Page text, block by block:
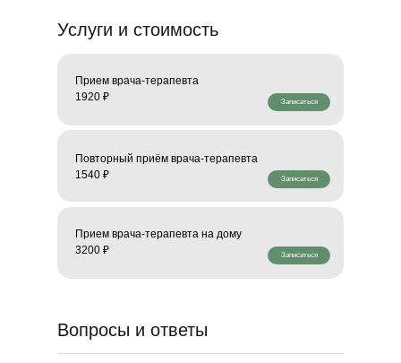
Записаться
Записаться
Записаться
Услуги и стоимость
Вопросы и ответы
Прием врача-терапевта
1920 ₽
Повторный приём врача-терапевта
1540 ₽
Прием врача-терапевта на дому
3200 ₽